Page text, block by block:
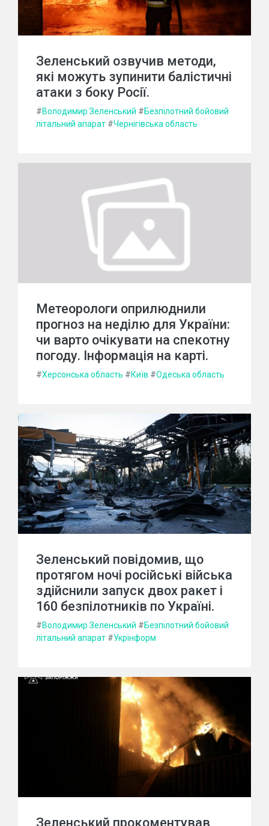
Зеленський озвучив методи,
які можуть зупинити балістичні
атаки з боку Росії.
#Володимир Зеленський #Безпілотний бойовий
літальний апарат #Чернігівська область
Метеорологи оприлюднили
прогноз на неділю для України:
чи варто очікувати на спекотну
погоду. Інформація на карті.
#Херсонська область #Київ #Одеська область
Зеленський повідомив, що
протягом ночі російські війська
здійснили запуск двох ракет і
160 безпілотників по Україні.
#Володимир Зеленський #Безпілотний бойовий
літальний апарат #Укрінформ
Зеленський прокоментував